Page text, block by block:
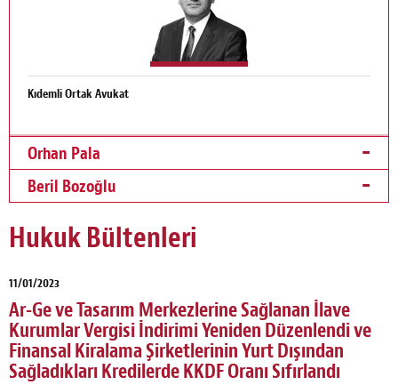
Kıdemli Ortak Avukat
Orhan Pala
Beril Bozoğlu
Hukuk Bültenleri
11/01/2023
Ar-Ge ve Tasarım Merkezlerine Sağlanan İlave
Kurumlar Vergisi İndirimi Yeniden Düzenlendi ve
Finansal Kiralama Şirketlerinin Yurt Dışından
Sağladıkları Kredilerde KKDF Oranı Sıfırlandı